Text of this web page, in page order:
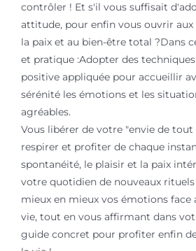
contrôler ! Et s'il vous suffisait
attitude, pour enfin vous ouvrir aux
la paix et au bien-être total ?Dans
et pratique :Adopter des
positive appliquée pour accueillir
sérénité les émotions et les
agréables.
Vous libérer de votre "envie de
respirer et profiter de chaque
spontanéité, le plaisir et la paix
votre quotidien de nouveaux
mieux en mieux vos émotions face
vie, tout en vous affirmant dans
guide concret pour profiter enfin